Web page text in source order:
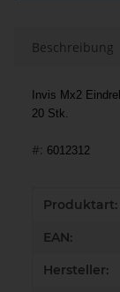
Beschreibung
Invis Mx2
20 Stk.
#: 6012312
Wert
Produktart:
EAN:
Hersteller: